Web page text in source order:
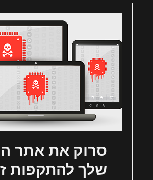
סרוק את אתר
שלך להתקפות